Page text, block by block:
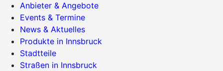
Anbieter & Angebote
Events & Termine
News & Aktuelles
Produkte in Innsbruck
Stadtteile
Straßen in Innsbruck